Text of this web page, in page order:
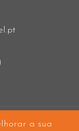
Facebook
mundo fora!
a sua